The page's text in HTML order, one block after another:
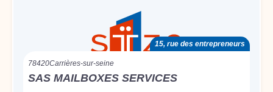
15, rue des entrepreneurs
78420Carrières-sur-seine
SAS MAILBOXES SERVICES